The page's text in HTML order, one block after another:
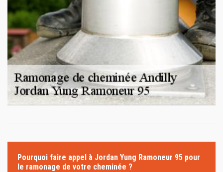
Pourquoi faire appel à Jordan Yung Ramoneur 95 pour
le ramonage de votre cheminée ?